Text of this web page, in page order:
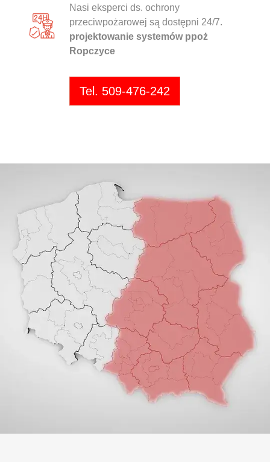
Nasi eksperci ds. ochrony
przeciwpożarowej są dostępni 24/7.
projektowanie systemów ppoż
Ropczyce
Tel. 509-476-242